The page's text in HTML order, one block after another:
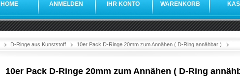
HOME ANMELDEN IHR KONTO WARENKORB
D-Ringe aus Kunststoff 10er Pack D-Ringe 20mm zum Annähen ( D-Ring annähbar )
10er Pack D-Ringe 20mm zum Annähen ( D-Ring